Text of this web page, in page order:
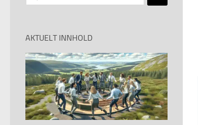
etter:
AKTUELT INNHOLD